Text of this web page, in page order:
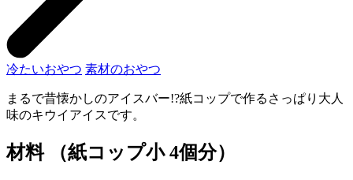
冷たいおやつ 素材のおやつ
まるで昔懐かしのアイスバー!?紙コップで作るさっぱり大人
味のキウイアイスです。
材料 （紙コップ小 4個分）